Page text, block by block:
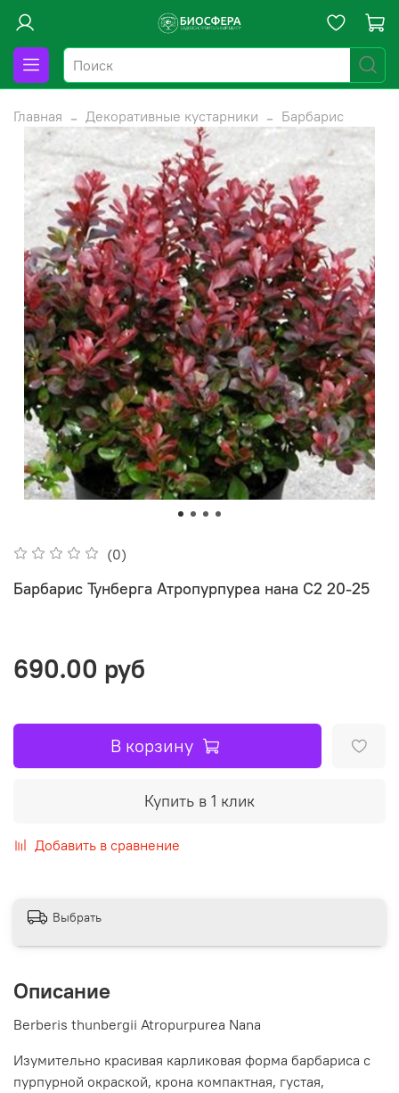
Главная Декоративные кустарники Барбарис
(0)
Барбарис Тунберга Атропурпуреа нана C2 20-25
690.00 руб
В корзину
Купить в 1 клик
Добавить в сравнение
Выбрать
Описание
Berberis thunbergii Atropurpurea Nana
Изумительно красивая карликовая форма барбариса с
пурпурной окраской, крона компактная, густая,